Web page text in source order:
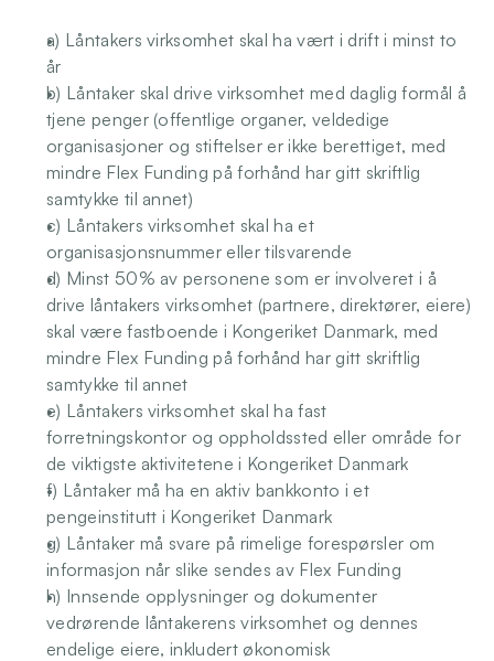
a) Låntakers virksomhet skal ha vært i drift i minst to
år
b) Låntaker skal drive virksomhet med daglig formål å
tjene penger (offentlige organer, veldedige
organisasjoner og stiftelser er ikke berettiget, med
mindre Flex Funding på forhånd har gitt skriftlig
samtykke til annet)
c) Låntakers virksomhet skal ha et
organisasjonsnummer eller tilsvarende
d) Minst 50% av personene som er involveret i å
drive låntakers virksomhet (partnere, direktører, eiere)
skal være fastboende i Kongeriket Danmark, med
mindre Flex Funding på forhånd har gitt skriftlig
samtykke til annet
e) Låntakers virksomhet skal ha fast
forretningskontor og oppholdssted eller område for
de viktigste aktivitetene i Kongeriket Danmark
f) Låntaker må ha en aktiv bankkonto i et
pengeinstitutt i Kongeriket Danmark
g) Låntaker må svare på rimelige forespørsler om
informasjon når slike sendes av Flex Funding
h) Innsende opplysninger og dokumenter
vedrørende låntakerens virksomhet og dennes
endelige eiere, inkludert økonomisk